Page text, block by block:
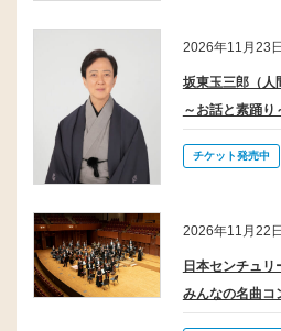
2019/05/23
オンラインチケットサービスでの友の会
2026年11月23
坂東玉三郎（人
～お話と素踊り
チケット発売中
2026年11月22
日本センチュ
みんなの名曲コ